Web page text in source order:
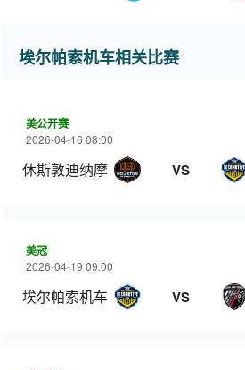
埃尔帕索机车相关比赛
美公开赛
2026-04-16 08:00
休斯敦迪纳摩 VS
美冠
2026-04-19 09:00
埃尔帕索机车 VS